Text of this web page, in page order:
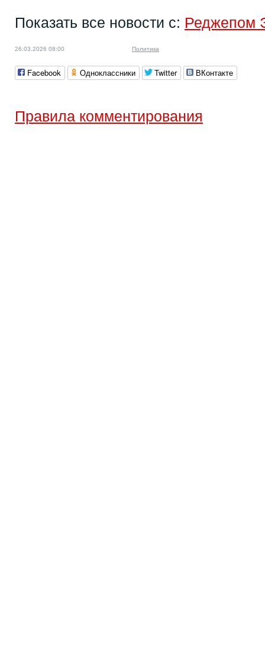
Показать все новости с: Реджепом
26.03.2026 08:00 Политика
Facebook Одноклассники Twitter ВКонтакте
Правила комментирования